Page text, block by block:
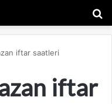
iftar saatleri
iftar